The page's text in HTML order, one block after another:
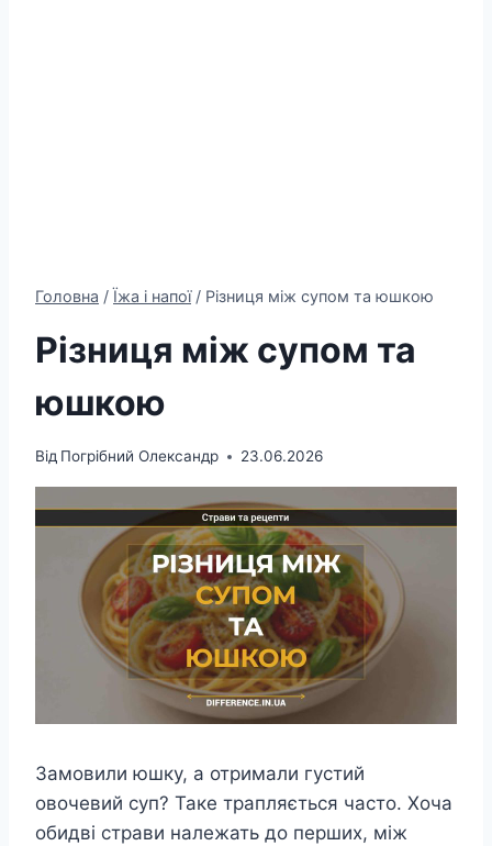
Головна / Їжа і напої / Різниця між супом та юшкою
Різниця між супом та
юшкою
Від Погрібний Олександр 23.06.2026
Замовили юшку, а отримали густий
овочевий суп? Таке трапляється часто. Хоча
обидві страви належать до перших, між